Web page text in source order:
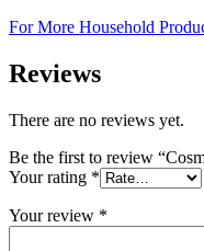
For More Household
Reviews
There are no reviews yet.
Be the first to review
Your rating *
Your review *